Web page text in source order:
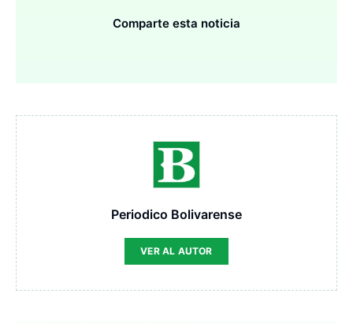
Comparte esta noticia
Periodico Bolivarense
VER AL AUTOR